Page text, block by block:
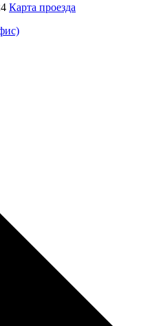
Карта проезда